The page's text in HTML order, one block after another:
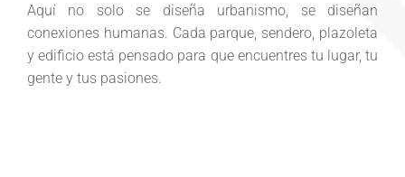
Aquí no solo se diseña urbanismo, se diseñan
conexiones humanas. Cada parque, sendero, plazoleta
y edificio está pensado para que encuentres tu lugar, tu
gente y tus pasiones.